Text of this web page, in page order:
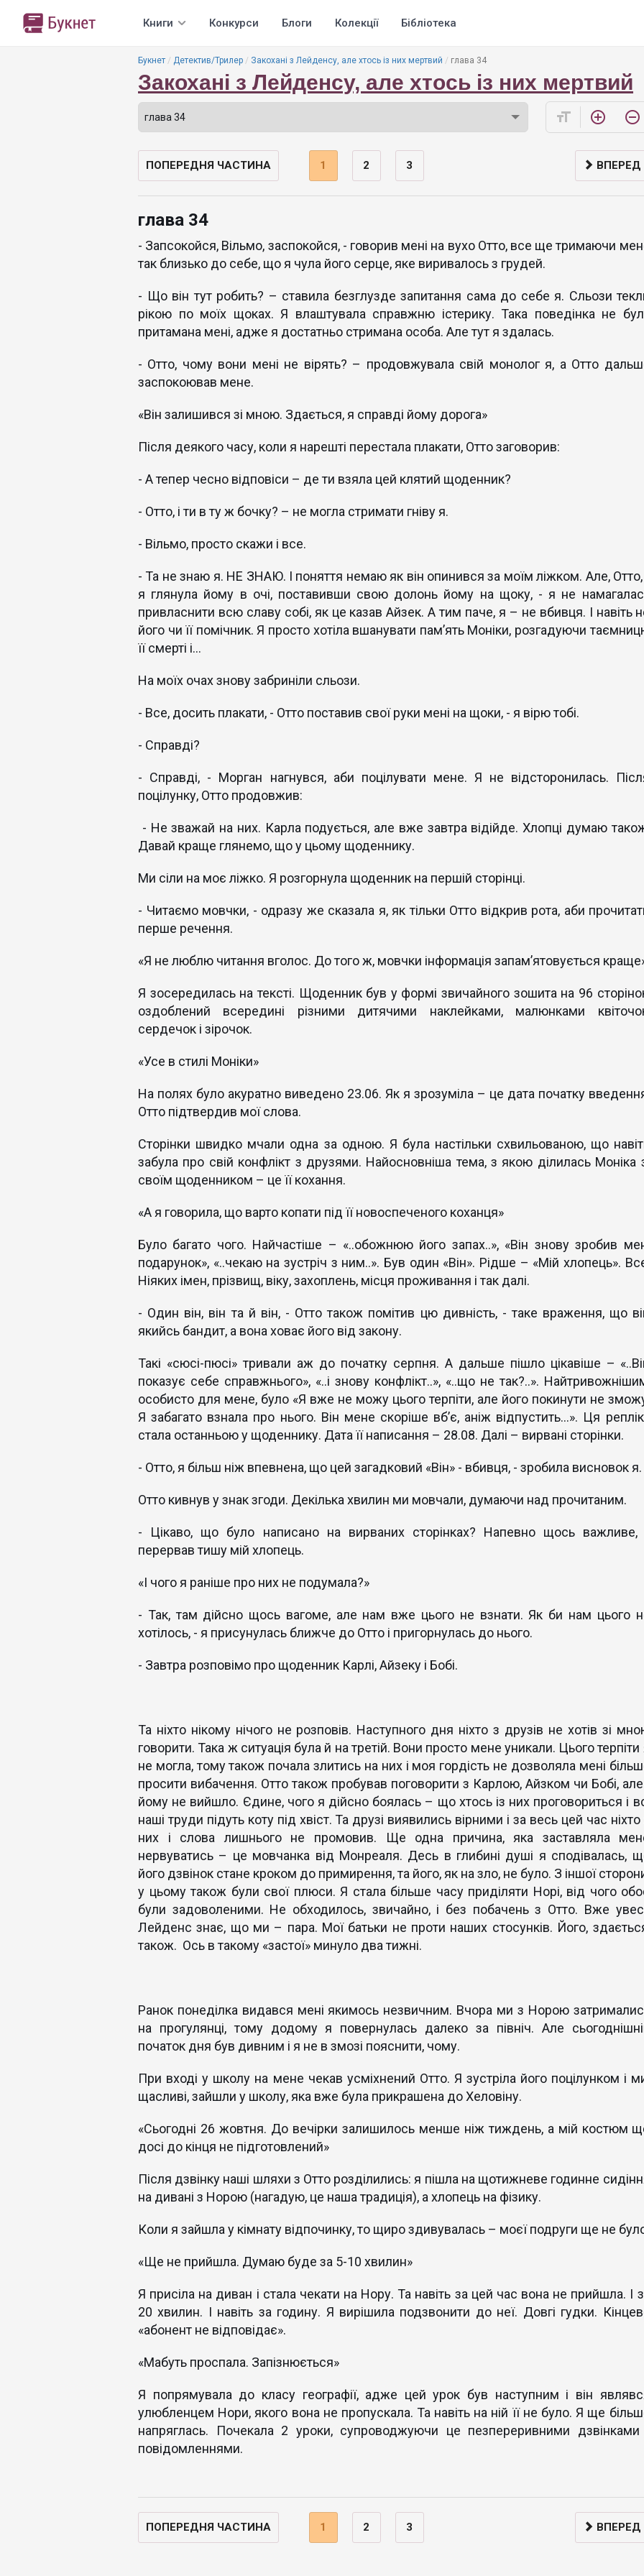
Книги Конкурси Блоги Колекції Бібліотека
Букнет Детектив/Трилер Закохані з Лейденсу, але хтось із них мертвий глава 34
Закохані з Лейденсу, але хтось із них мертвий
format_size add_circle_outline remove_circle_outline
ПОПЕРЕДНЯ ЧАСТИНА 1 2 3 ВПЕРЕД
глава 34
- Запсокойся, Вільмо, заспокойся, - говорив мені на вухо Отто, все ще тримаючи
так близько до себе, що я чула його серце, яке виривалось з грудей.
- Що він тут робить? – ставила безглузде запитання сама до себе я. Сльози
рікою по моїх щоках. Я влаштувала справжню істерику. Така поведінка не
притамана мені, адже я достатньо стримана особа. Але тут я здалась.
- Отто, чому вони мені не вірять? – продовжувала свій монолог я, а Отто
заспокоював мене.
«Він залишився зі мною. Здається, я справді йому дорога»
Після деякого часу, коли я нарешті перестала плакати, Отто заговорив:
- А тепер чесно відповіси – де ти взяла цей клятий щоденник?
- Отто, і ти в ту ж бочку? – не могла стримати гніву я.
- Вільмо, просто скажи і все.
- Та не знаю я. НЕ ЗНАЮ. І поняття немаю як він опинився за моїм ліжком. Але,
я глянула йому в очі, поставивши свою долонь йому на щоку, - я не
привласнити всю славу собі, як це казав Айзек. А тим паче, я – не вбивця. І навіть
його чи її помічник. Я просто хотіла вшанувати пам’ять Моніки, розгадуючи
її смерті і...
На моїх очах знову забриніли сльози.
- Все, досить плакати, - Отто поставив свої руки мені на щоки, - я вірю тобі.
- Справді?
- Справді, - Морган нагнувся, аби поцілувати мене. Я не відсторонилась.
поцілунку, Отто продовжив:
- Не зважай на них. Карла подується, але вже завтра відійде. Хлопці думаю
Давай краще глянемо, що у цьому щоденнику.
Ми сіли на моє ліжко. Я розгорнула щоденник на першій сторінці.
- Читаємо мовчки, - одразу же сказала я, як тільки Отто відкрив рота, аби
перше речення.
«Я не люблю читання вголос. До того ж, мовчки інформація запам’ятовується
Я зосередилась на тексті. Щоденник був у формі звичайного зошита на 96
оздоблений всередині різними дитячими наклейками, малюнками
сердечок і зірочок.
«Усе в стилі Моніки»
На полях було акуратно виведено 23.06. Як я зрозуміла – це дата початку
Отто підтвердив мої слова.
Сторінки швидко мчали одна за одною. Я була настільки схвильованою, що
забула про свій конфлікт з друзями. Найосновніша тема, з якою ділилась Моніка
своїм щоденником – це її кохання.
«А я говорила, що варто копати під її новоспеченого коханця»
Було багато чого. Найчастіше – «..обожнюю його запах..», «Він знову зробив
подарунок», «..чекаю на зустріч з ним..». Був один «Він». Рідше – «Мій хлопець».
Ніяких імен, прізвищ, віку, захоплень, місця проживання і так далі.
- Один він, він та й він, - Отто також помітив цю дивність, - таке враження, що
якийсь бандит, а вона ховає його від закону.
Такі «сюсі-пюсі» тривали аж до початку серпня. А дальше пішло цікавіше –
показує себе справжнього», «..і знову конфлікт..», «..що не так?..».
особисто для мене, було «Я вже не можу цього терпіти, але його покинути не
Я забагато взнала про нього. Він мене скоріше вб’є, аніж відпустить…». Ця
стала останньою у щоденнику. Дата її написання – 28.08. Далі – вирвані сторінки.
- Отто, я більш ніж впевнена, що цей загадковий «Він» - вбивця, - зробила висновок я.
Отто кивнув у знак згоди. Декілька хвилин ми мовчали, думаючи над прочитаним.
- Цікаво, що було написано на вирваних сторінках? Напевно щось важливе,
перервав тишу мій хлопець.
«І чого я раніше про них не подумала?»
- Так, там дійсно щось вагоме, але нам вже цього не взнати. Як би нам цього
хотілось, - я присунулась ближче до Отто і пригорнулась до нього.
- Завтра розповімо про щоденник Карлі, Айзеку і Бобі.
Та ніхто нікому нічого не розповів. Наступного дня ніхто з друзів не хотів зі
говорити. Така ж ситуація була й на третій. Вони просто мене уникали. Цього терпіти
не могла, тому також почала злитись на них і моя гордість не дозволяла мені
просити вибачення. Отто також пробував поговорити з Карлою, Айзком чи Бобі, але
йому не вийшло. Єдине, чого я дійсно боялась – що хтось із них проговориться і
наші труди підуть коту під хвіст. Та друзі виявились вірними і за весь цей час ніхто
них і слова лишнього не промовив. Ще одна причина, яка заставляла
нервуватись – це мовчанка від Монреаля. Десь в глибині душі я сподівалась,
його дзвінок стане кроком до примирення, та його, як на зло, не було. З іншої
у цьому також були свої плюси. Я стала більше часу приділяти Норі, від чого
були задоволеними. Не обходилось, звичайно, і без побачень з Отто. Вже
Лейденс знає, що ми – пара. Мої батьки не проти наших стосунків. Його,
також. Ось в такому «застої» минуло два тижні.
Ранок понеділка видався мені якимось незвичним. Вчора ми з Норою
на прогулянці, тому додому я повернулась далеко за північ. Але
початок дня був дивним і я не в змозі пояснити, чому.
При вході у школу на мене чекав усміхнений Отто. Я зустріла його поцілунком і
щасливі, зайшли у школу, яка вже була прикрашена до Хеловіну.
«Сьогодні 26 жовтня. До вечірки залишилось менше ніж тиждень, а мій костюм
досі до кінця не підготовлений»
Після дзвінку наші шляхи з Отто розділились: я пішла на щотижневе годинне
на дивані з Норою (нагадую, це наша традиція), а хлопець на фізику.
Коли я зайшла у кімнату відпочинку, то щиро здивувалась – моєї подруги ще не
«Ще не прийшла. Думаю буде за 5-10 хвилин»
Я присіла на диван і стала чекати на Нору. Та навіть за цей час вона не прийшла. І
20 хвилин. І навіть за годину. Я вирішила подзвонити до неї. Довгі гудки.
«абонент не відповідає».
«Мабуть проспала. Запізнюється»
Я попрямувала до класу географії, адже цей урок був наступним і він
улюбленцем Нори, якого вона не пропускала. Та навіть на ній її не було. Я ще
напряглась. Почекала 2 уроки, супроводжуючи це пезпереривними дзвінками
повідомленнями.
ПОПЕРЕДНЯ ЧАСТИНА 1 2 3 ВПЕРЕД